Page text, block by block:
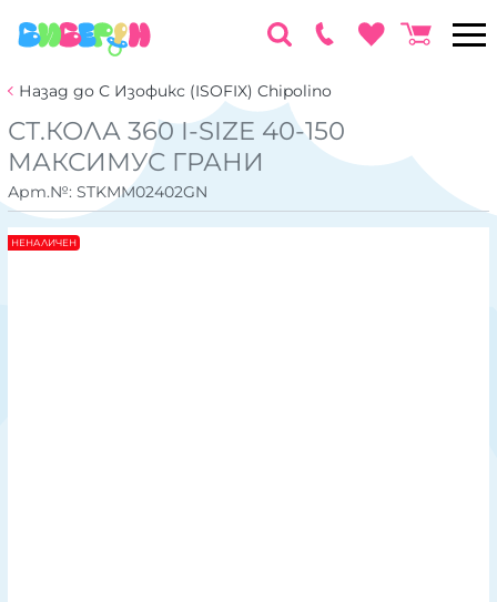
Назад до С Изофикс (ISOFIX) Chipolino
СТ.КОЛА 360 I-SIZE 40-150
MАКСИМУС ГРАНИ
Арт.№: STKMM02402GN
НЕНАЛИЧЕН